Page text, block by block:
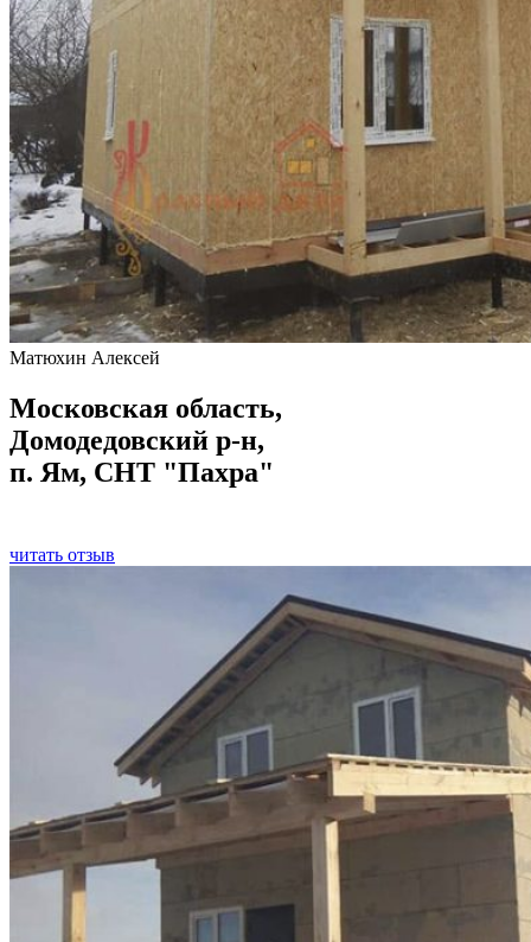
Матюхин Алексей
Московская область,
Домодедовский р-н,
п. Ям, СНТ "Пахра"
читать отзыв